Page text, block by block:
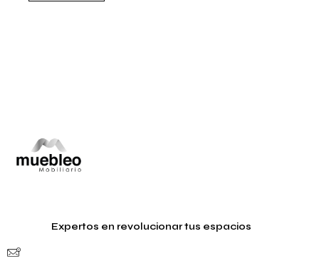
Expertos en revolucionar tus espacios